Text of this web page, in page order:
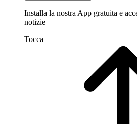
Installa la nostra App gratuita e
notizie
Tocca